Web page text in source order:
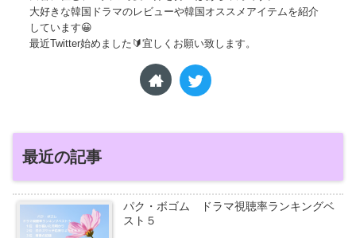
大好きな韓国ドラマのレビューや韓国オススメアイテムを紹介
しています😀
最近Twitter始めました🔰宜しくお願い致します。
最近の記事
パク・ボゴム ドラマ視聴率ランキングベ
スト５